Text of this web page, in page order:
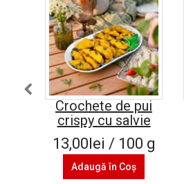
Crochete de pui
crispy cu salvie
13,00lei / 100 g
Adaugă în Coş